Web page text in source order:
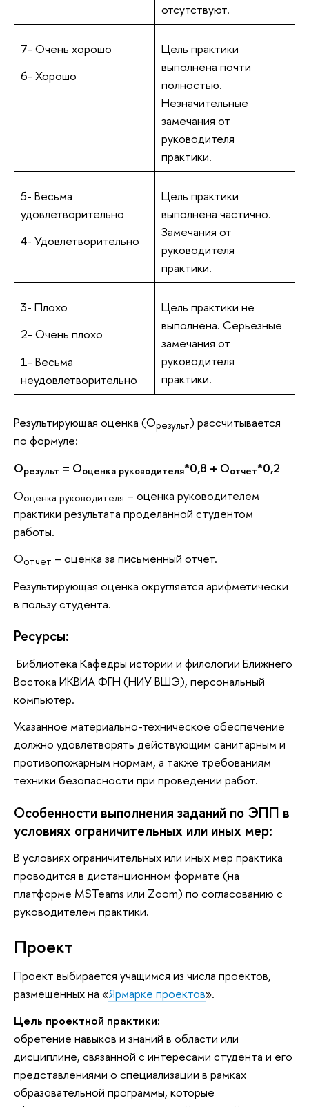
отсутствуют.
7- Очень хорошо
6- Хорошо
Цель практики
выполнена почти
полностью.
Незначительные
замечания от
руководителя
практики.
5- Весьма
удовлетворительно
4- Удовлетворительно
Цель практики
выполнена частично.
Замечания от
руководителя
практики.
3- Плохо
2- Очень плохо
1- Весьма
неудовлетворительно
Цель практики не
выполнена. Серьезные
замечания от
руководителя
практики.
Результирующая оценка (Орезульт) рассчитывается
по формуле:
Орезульт = Ооценка руководителя*0,8 + Оотчет*0,2
Ооценка руководителя – оценка руководителем
практики результата проделанной студентом
работы.
Оотчет – оценка за письменный отчет.
Результирующая оценка округляется арифметически
в пользу студента.
Ресурсы:
Библиотека Кафедры истории и филологии Ближнего
Востока ИКВИА ФГН (НИУ ВШЭ), персональный
компьютер.
Указанное материально-техническое обеспечение
должно удовлетворять действующим санитарным и
противопожарным нормам, а также требованиям
техники безопасности при проведении работ.
Особенности выполнения заданий по ЭПП в
условиях ограничительных или иных мер:
В условиях ограничительных или иных мер практика
проводится в дистанционном формате (на
платформе MSTeams или Zoom) по согласованию с
руководителем практики.
Проект
Проект выбирается учащимся из числа проектов,
размещенных на «Ярмарке проектов».
Цель проектной практики:
обретение навыков и знаний в области или
дисциплине, связанной с интересами студента и его
представлениями о специализации в рамках
образовательной программы, которые